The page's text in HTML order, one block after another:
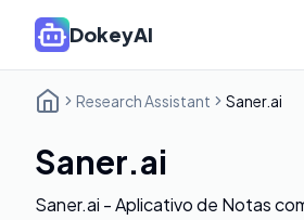
DokeyAI
Research Assistant Saner.ai
Saner.ai
Saner.ai - Aplicativo de Notas